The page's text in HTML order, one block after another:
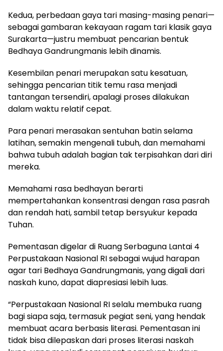
Kedua, perbedaan gaya tari masing-masing penari—
sebagai gambaran kekayaan ragam tari klasik gaya
Surakarta—justru membuat pencarian bentuk
Bedhaya Gandrungmanis lebih dinamis.
Kesembilan penari merupakan satu kesatuan,
sehingga pencarian titik temu rasa menjadi
tantangan tersendiri, apalagi proses dilakukan
dalam waktu relatif cepat.
Para penari merasakan sentuhan batin selama
latihan, semakin mengenali tubuh, dan memahami
bahwa tubuh adalah bagian tak terpisahkan dari diri
mereka.
Memahami rasa bedhayan berarti
mempertahankan konsentrasi dengan rasa pasrah
dan rendah hati, sambil tetap bersyukur kepada
Tuhan.
Pementasan digelar di Ruang Serbaguna Lantai 4
Perpustakaan Nasional RI sebagai wujud harapan
agar tari Bedhaya Gandrungmanis, yang digali dari
naskah kuno, dapat diapresiasi lebih luas.
“Perpustakaan Nasional RI selalu membuka ruang
bagi siapa saja, termasuk pegiat seni, yang hendak
membuat acara berbasis literasi. Pementasan ini
tidak bisa dilepaskan dari proses literasi naskah